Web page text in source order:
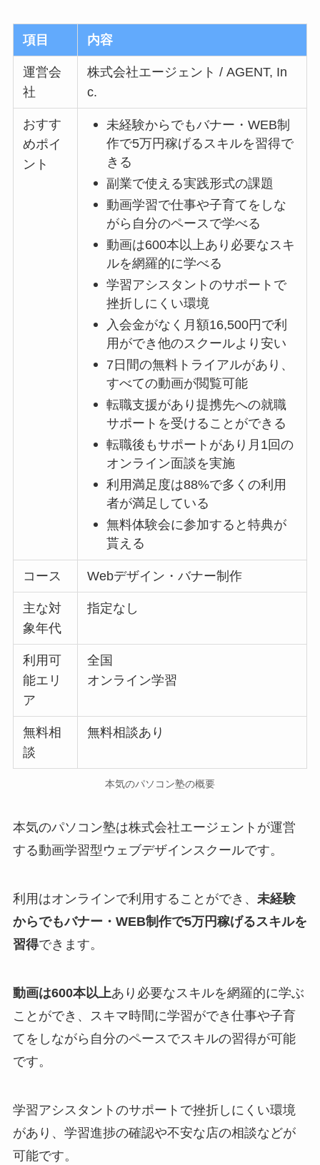
項目 内容
運営会
社
株式会社エージェント / AGENT, In
c.
おすす
めポイ
ント
未経験からでもバナー・WEB制
作で5万円稼げるスキルを習得で
きる
副業で使える実践形式の課題
動画学習で仕事や子育てをしな
がら自分のペースで学べる
動画は600本以上あり必要なスキ
ルを網羅的に学べる
学習アシスタントのサポートで
挫折しにくい環境
入会金がなく月額16,500円で利
用ができ他のスクールより安い
7日間の無料トライアルがあり、
すべての動画が閲覧可能
転職支援があり提携先への就職
サポートを受けることができる
転職後もサポートがあり月1回の
オンライン面談を実施
利用満足度は88%で多くの利用
者が満足している
無料体験会に参加すると特典が
貰える
コース Webデザイン・バナー制作
主な対
象年代
指定なし
利用可
能エリ
ア
全国
オンライン学習
無料相
談
無料相談あり
本気のパソコン塾の概要
本気のパソコン塾は株式会社エージェントが運営
する動画学習型ウェブデザインスクールです。
利用はオンラインで利用することができ、 未経験
からでもバナー・WEB制作で5万円稼げるスキルを
習得できます。
動画は600本以上あり必要なスキルを網羅的に学ぶ
ことができ、スキマ時間に学習ができ仕事や子育
てをしながら自分のペースでスキルの習得が可能
です。
学習アシスタントのサポートで挫折しにくい環境
があり、学習進捗の確認や不安な店の相談などが
可能です。